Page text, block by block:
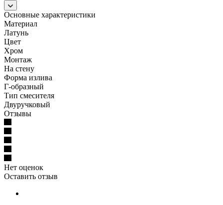
Основные характеристики
Материал
Латунь
Цвет
Хром
Монтаж
На стену
Форма излива
Г-образный
Тип смесителя
Двуручковый
Отзывы
Нет оценок
Оставить отзыв